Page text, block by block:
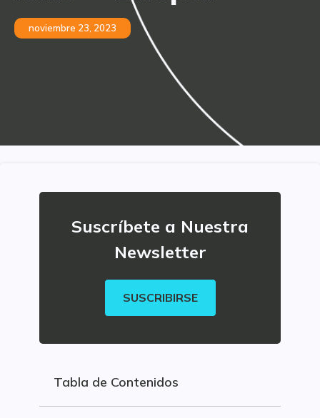
noviembre 23, 2023
Suscríbete a Nuestra
Newsletter
SUSCRIBIRSE
Tabla de Contenidos